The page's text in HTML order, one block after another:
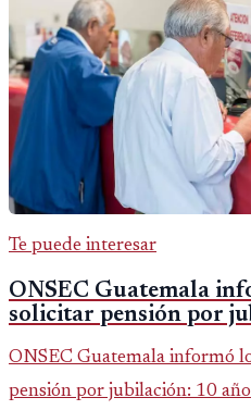
Te puede interesar
ONSEC Guatemala
solicitar pensión por
ONSEC Guatemala informó
pensión por jubilación: 10